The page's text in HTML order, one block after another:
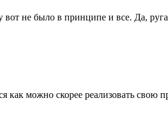
не было в принципе и все. Да,
как можно скорее реализовать